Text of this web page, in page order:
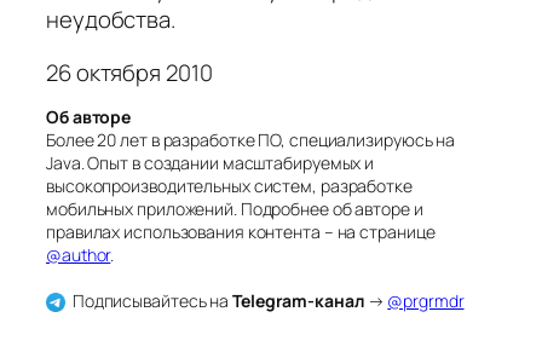
неудобства.
26 октября 2010
Об авторе
Более 20 лет в разработке ПО, специализируюсь на
Java. Опыт в создании масштабируемых и
высокопроизводительных систем, разработке
мобильных приложений. Подробнее об авторе и
правилах использования контента – на странице
@author.
Подписывайтесь на Telegram-канал→ @prgrmdr